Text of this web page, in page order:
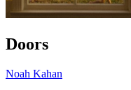
Doors
Noah Kahan